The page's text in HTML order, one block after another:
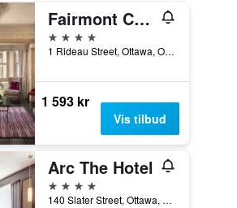
Fairmont Château Laurier
4 stjerner
1 Rideau Street, Ottawa, ON, Canada
1 593 kr
Vis tilbud
Arc The Hotel
4 stjerner
140 Slater Street, Ottawa, ON, Canada